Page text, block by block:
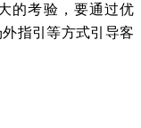
的考验，要通过优
指引等方式引导客